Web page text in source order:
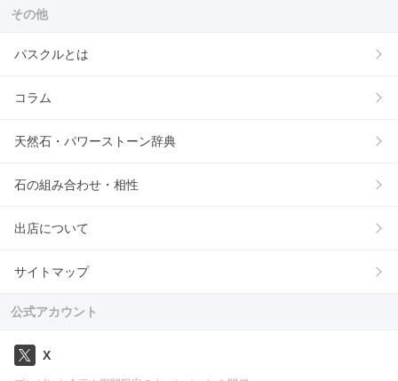
その他
パスクルとは
コラム
天然石・パワーストーン辞典
石の組み合わせ・相性
出店について
サイトマップ
公式アカウント
X